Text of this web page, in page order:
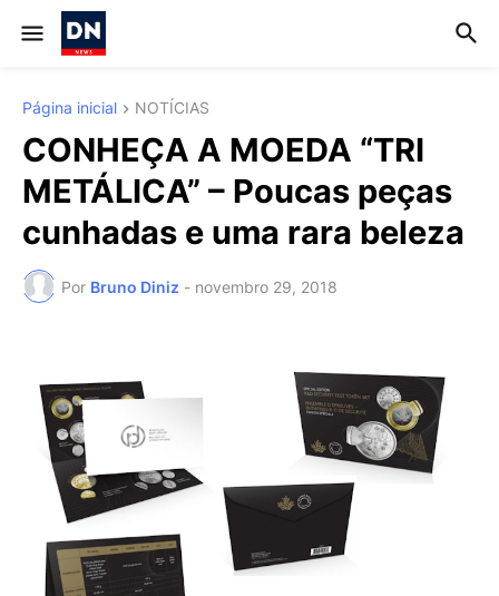
Página inicial NOTÍCIAS
CONHEÇA A MOEDA “TRI
METÁLICA” – Poucas peças
cunhadas e uma rara beleza
Por Bruno Diniz - novembro 29, 2018